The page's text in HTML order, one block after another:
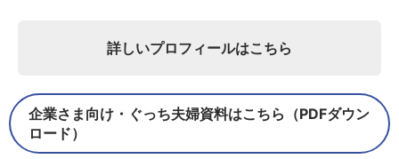
詳しいプロフィールはこちら
企業さま向け・ぐっち夫婦資料はこちら（PDFダウン
ロード）